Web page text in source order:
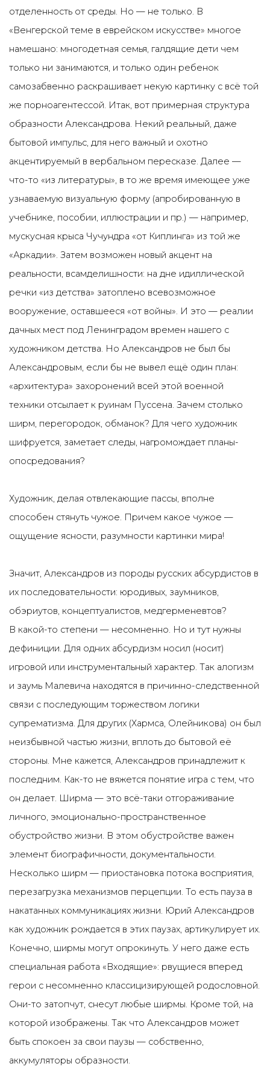
отделенность от среды. Но — не только. В
«Венгерской теме в еврейском искусстве» многое
намешано: многодетная семья, галдящие дети чем
только ни занимаются, и только один ребенок
самозабвенно раскрашивает некую картинку с всё той
же порноагентессой. Итак, вот примерная структура
образности Александрова. Некий реальный, даже
бытовой импульс, для него важный и охотно
акцентируемый в вербальном пересказе. Далее —
что-то «из литературы», в то же время имеющее уже
узнаваемую визуальную форму (апробированную в
учебнике, пособии, иллюстрации и пр.) — например,
мускусная крыса Чучундра «от Киплинга» из той же
«Аркадии». Затем возможен новый акцент на
реальности, всамделишности: на дне идиллической
речки «из детства» затоплено всевозможное
вооружение, оставшееся «от войны». И это — реалии
дачных мест под Ленинградом времен нашего с
художником детства. Но Александров не был бы
Александровым, если бы не вывел ещё один план:
«архитектура» захоронений всей этой военной
техники отсылает к руинам Пуссена. Зачем столько
ширм, перегородок, обманок? Для чего художник
шифруется, заметает следы, нагромождает планы-
опосредования?
Художник, делая отвлекающие пассы, вполне
способен стянуть чужое. Причем какое чужое —
ощущение ясности, разумности картинки мира!
Значит, Александров из породы русских абсурдистов в
их последовательности: юродивых, заумников,
обэриутов, концептуалистов, медгерменевтов?
В какой-то степени — несомненно. Но и тут нужны
дефиниции. Для одних абсурдизм носил (носит)
игровой или инструментальный характер. Так алогизм
и заумь Малевича находятся в причинно-следственной
связи с последующим торжеством логики
супрематизма. Для других (Хармса, Олейникова) он был
неизбывной частью жизни, вплоть до бытовой её
стороны. Мне кажется, Александров принадлежит к
последним. Как-то не вяжется понятие игра с тем, что
он делает. Ширма — это всё-таки отгораживание
личного, эмоционально-пространственное
обустройство жизни. В этом обустройстве важен
элемент биографичности, документальности.
Несколько ширм — приостановка потока восприятия,
перезагрузка механизмов перцепции. То есть пауза в
накатанных коммуникациях жизни. Юрий Александров
как художник рождается в этих паузах, артикулирует их.
Конечно, ширмы могут опрокинуть. У него даже есть
специальная работа «Входящие»: рвущиеся вперед
герои с несомненно классицизирующей родословной.
Они-то затопчут, снесут любые ширмы. Кроме той, на
которой изображены. Так что Александров может
быть спокоен за свои паузы — собственно,
аккумуляторы образности.